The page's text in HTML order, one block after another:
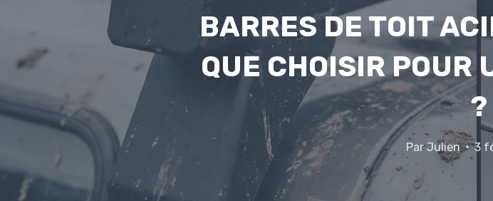
BARRES DE TOIT
QUE CHOISIR POUR
?
ParJulien 3